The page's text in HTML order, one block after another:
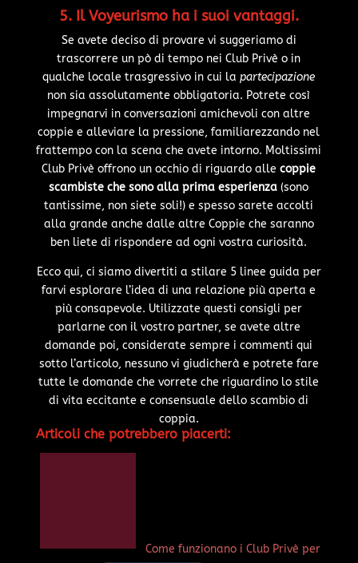
5. Il Voyeurismo ha i suoi vantaggi.
Se avete deciso di provare vi suggeriamo di
trascorrere un pò di tempo nei Club Privè o in
qualche locale trasgressivo in cui lapartecipazione
non sia assolutamente obbligatoria. Potrete così
impegnarvi in conversazioni amichevoli con altre
coppie e alleviare la pressione, familiarezzando nel
frattempo con la scena che avete intorno. Moltissimi
Club Privè offrono un occhio di riguardo allecoppie
scambiste che sono alla prima esperienza (sono
tantissime, non siete soli!) e spesso sarete accolti
alla grande anche dalle altre Coppie che saranno
ben liete di rispondere ad ogni vostra curiosità.
Ecco qui, ci siamo divertiti a stilare 5 linee guida per
farvi esplorare l’idea di una relazione più aperta e
più consapevole. Utilizzate questi consigli per
parlarne con il vostro partner, se avete altre
domande poi, considerate sempre i commenti qui
sotto l’articolo, nessuno vi giudicherà e potrete fare
tutte le domande che vorrete che riguardino lo stile
di vita eccitante e consensuale dello scambio di
coppia.
Articoli che potrebbero piacerti:
Come funzionano i Club Privè per